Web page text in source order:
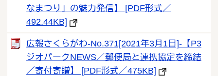
なまつり」の魅力発信】 [PDF形式／
492.44KB]
広報さくらがわ-No.371[2021年3月1日]‐【P3
ジオパークNEWS／郵便局と連携協定を締結
／寄付寄贈】 [PDF形式／475KB]